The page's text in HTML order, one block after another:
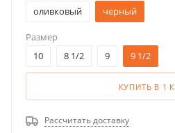
оливковый
черный
Размер
10
8 1/2 9 9 1/2
КУПИТЬ В 1
Рассчитать доставку